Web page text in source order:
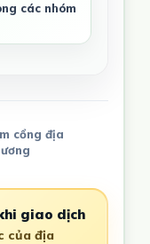
các nhóm
cổng địa
giao dịch
của địa